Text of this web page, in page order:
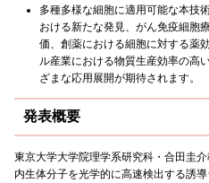
多種多様な細胞に適用可能な本技
おける新たな発見、がん免疫細胞
価、創薬における細胞に対する薬
ル産業における物質生産効率の高
ざまな応用展開が期待されます。
発表概要
東京大学大学院理学系研究科・合田圭
内生体分子を光学的に高速検出する誘